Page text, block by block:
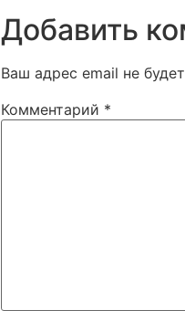
Добавить
Ваш адрес email не
Комментарий *